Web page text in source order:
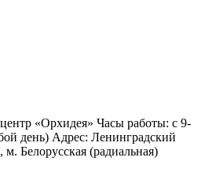
«Орхидея» Часы работы: с 9-
день) Адрес: Ленинградский
Белорусская (радиальная)